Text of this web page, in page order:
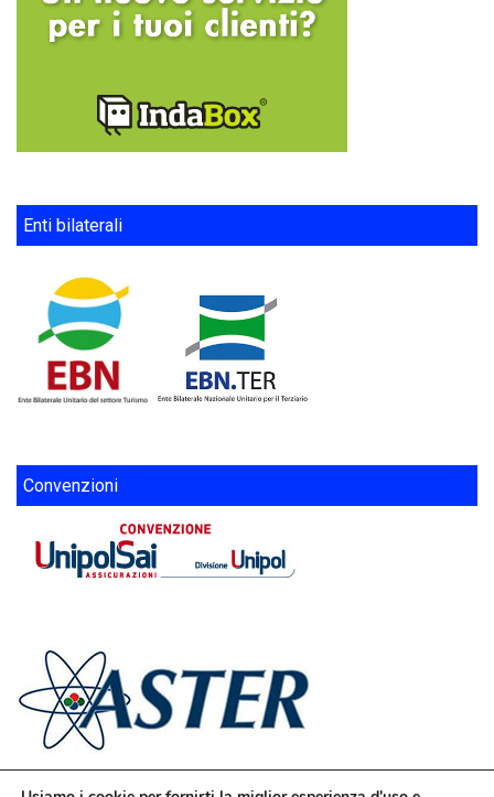
Enti bilaterali
Convenzioni